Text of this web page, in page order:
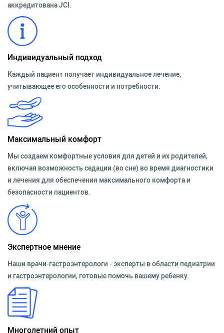
аккредитована JCI.
Индивидуальный подход
Каждый пациент получает индивидуальное лечение,
учитывающее его особенности и потребности.
Максимальный комфорт
Мы создаем комфортные условия для детей и их родителей,
включая возможность седации (во сне) во время диагностики
и лечения для обеспечения максимального комфорта и
безопасности пациентов.
Экспертное мнение
Наши врачи-гастроэнтерологи - эксперты в области педиатрии
и гастроэнтерологии, готовые помочь вашему ребенку.
Многолетний опыт